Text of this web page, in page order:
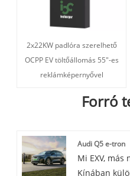
2x22KW padlóra szerelhető
OCPP EV töltőállomás 55"-es
reklámképernyővel
Forró
Audi Q5 e-tron
Mi EXV, más
Kínában